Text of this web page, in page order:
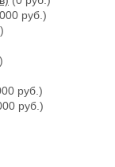
руб.)
руб.)
руб.)